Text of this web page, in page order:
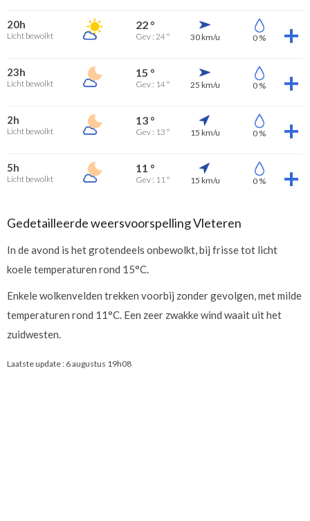
20h
Licht bewolkt
22 °
Gev : 24 ° 30 km/u 0 %
23h
Licht bewolkt
15 °
Gev : 14 ° 25 km/u 0 %
2h
Licht bewolkt
13 °
Gev : 13 ° 15 km/u 0 %
5h
Licht bewolkt
11 °
Gev : 11 ° 15 km/u 0 %
Gedetailleerde weersvoorspelling Vleteren
In de avond is het grotendeels onbewolkt, bij frisse tot licht
koele temperaturen rond 15°C.
Enkele wolkenvelden trekken voorbij zonder gevolgen, met milde
temperaturen rond 11°C. Een zeer zwakke wind waait uit het
zuidwesten.
Laatste update : 6 augustus 19h08